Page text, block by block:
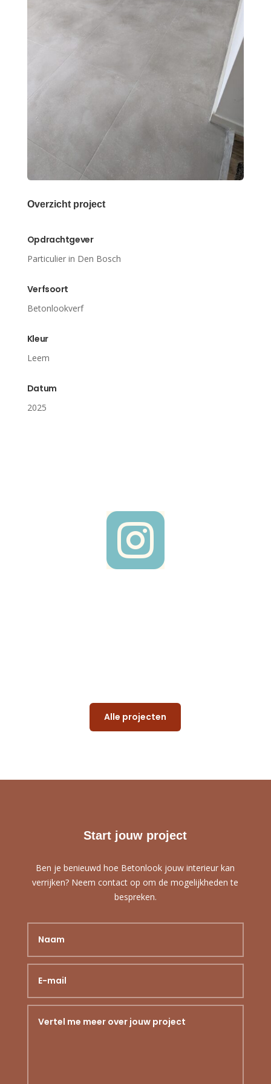
Overzicht project
Opdrachtgever
Particulier in Den Bosch
Verfsoort
Betonlookverf
Kleur
Leem
Datum
2025

Alle projecten
Start jouw project
Ben je benieuwd hoe Betonlook jouw interieur kan
verrijken? Neem contact op om de mogelijkheden te
bespreken.